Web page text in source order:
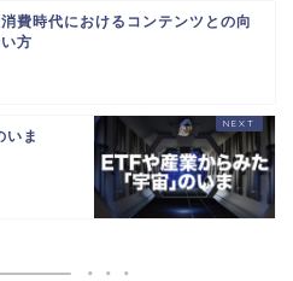
費時代におけるコンテンツとの向
方
いま